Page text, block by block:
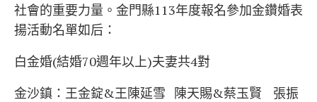
社會的重要力量。金門縣113年度報名參加金鑽婚表
揚活動名單如后：
白金婚(結婚70週年以上)夫妻共4對
金沙鎮：王金錠&王陳延雪 陳天賜&蔡玉賢 張振